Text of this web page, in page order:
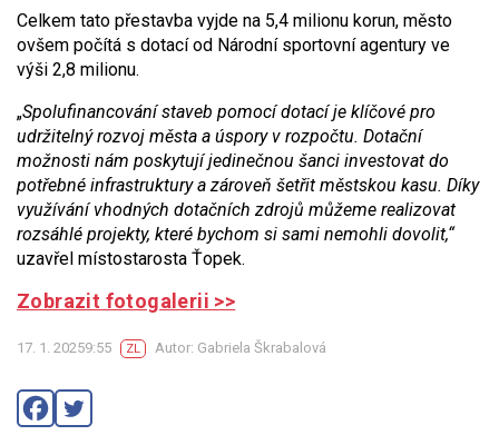
Celkem tato přestavba vyjde na 5,4 milionu korun, město
ovšem počítá s dotací od Národní sportovní agentury ve
výši 2,8 milionu.
„Spolufinancování staveb pomocí dotací je klíčové pro
udržitelný rozvoj města a úspory v rozpočtu. Dotační
možnosti nám poskytují jedinečnou šanci investovat do
potřebné infrastruktury a zároveň šetřit městskou kasu. Díky
využívání vhodných dotačních zdrojů můžeme realizovat
rozsáhlé projekty, které bychom si sami nemohli dovolit,“
uzavřel místostarosta Ťopek.
Zobrazit fotogalerii >>
17. 1. 20259:55 ZL Autor: Gabriela Škrabalová